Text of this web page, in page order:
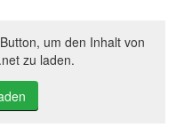
um den Inhalt von
zu laden.